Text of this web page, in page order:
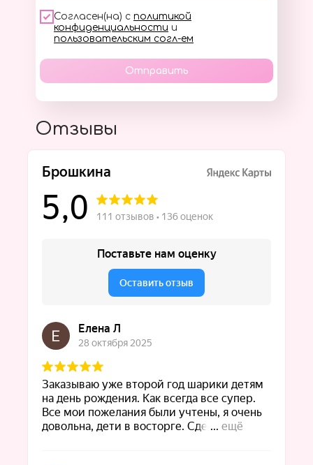
Согласен(на) с политикой
конфиденциальности и
пользовательским согл-ем
Отправить
Отзывы